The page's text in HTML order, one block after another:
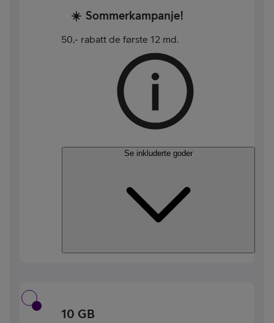
☀️ Sommerkampanje!
50,- rabatt de første 12 md.
Se inkluderte goder
10 GB